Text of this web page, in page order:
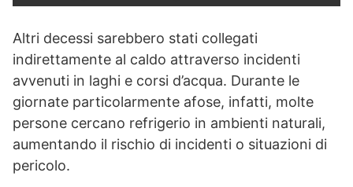
Altri decessi sarebbero stati collegati
indirettamente al caldo attraverso incidenti
avvenuti in laghi e corsi d’acqua. Durante le
giornate particolarmente afose, infatti, molte
persone cercano refrigerio in ambienti naturali,
aumentando il rischio di incidenti o situazioni di
pericolo.